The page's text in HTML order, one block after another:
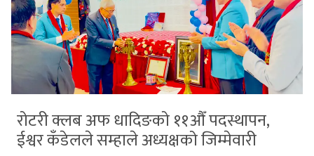
रोटरी क्लब अफ धादिङको ११औँ पदस्थापन,
ईश्वर कँडेलले सम्हाले अध्यक्षको जिम्मेवारी